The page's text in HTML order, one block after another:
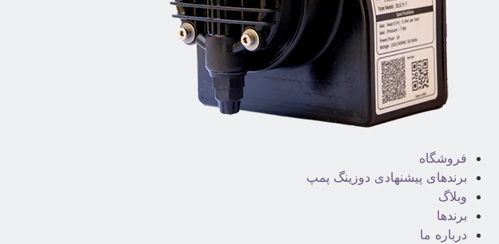
فروشگاه
برندهای پیشنهادی دوزینگ پمپ
وبلاگ
برندها
درباره ما